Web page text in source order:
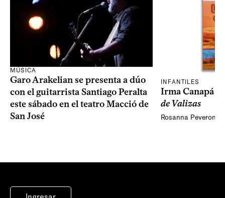
MÚSICA
Garo Arakelian se presenta a dúo
con el guitarrista Santiago Peralta
este sábado en el teatro Macció de
San José
INFANTILES
Irma Canapá
de Valizas
Rosanna Peveroni